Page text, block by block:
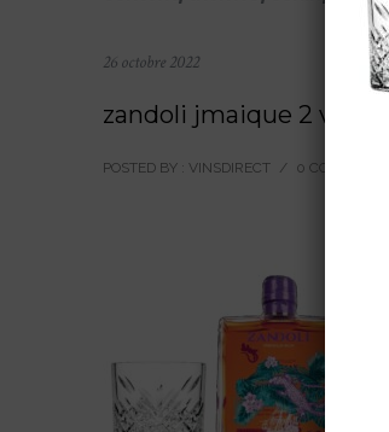
26 octobre 2022
zandoli jmaique 2 verre
POSTED BY : VINSDIRECT / 0 COMMENTS